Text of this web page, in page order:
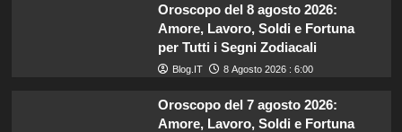
Oroscopo del 8 agosto 2026:
Amore, Lavoro, Soldi e Fortuna
per Tutti i Segni Zodiacali
Blog.IT 8 Agosto 2026 : 6:00
Oroscopo del 7 agosto 2026:
Amore, Lavoro, Soldi e Fortuna